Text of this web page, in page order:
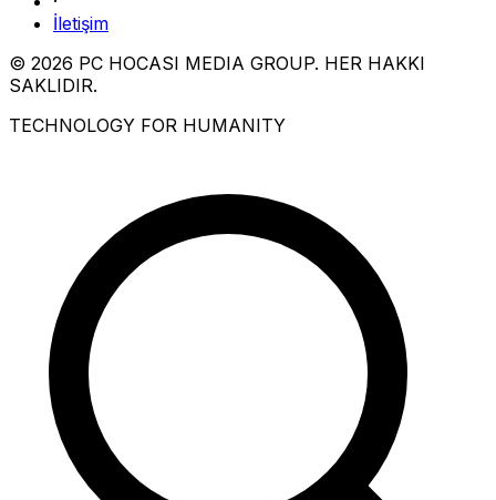
İletişim
© 2026 PC HOCASI MEDIA GROUP. HER HAKKI
SAKLIDIR.
TECHNOLOGY FOR HUMANITY